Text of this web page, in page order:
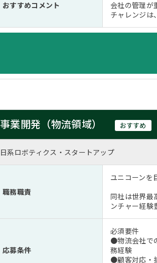
おすすめコメント
会社の管理が
チャレンジは
事業開発（物流領域） おすすめ
日系ロボティクス・スタートアップ
職務職責
ユニコーンを
同社は世界最
ンチャー経験
応募条件
必須要件
●物流会社で
務経験
●顧客対応・